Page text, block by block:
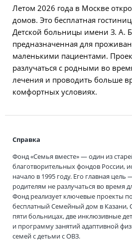
Летом 2026 года в Москве
домов. Это бесплатная
Детской больницы имени З. А.
предназначенная для
маленькими пациентами.
разлучаться с родными во
лечения и проводить больше
комфортных условиях.
Справка
Фонд «Семья вместе» — один из
благотворительных фондов России,
начало в 1995 году. Его главная
родителям не разлучаться во время
Фонд реализует ключевые проекты
бесплатный Семейный дом в
пяти больницах, две инклюзивные
и программу занятий адаптивной
семей с детьми с ОВЗ.